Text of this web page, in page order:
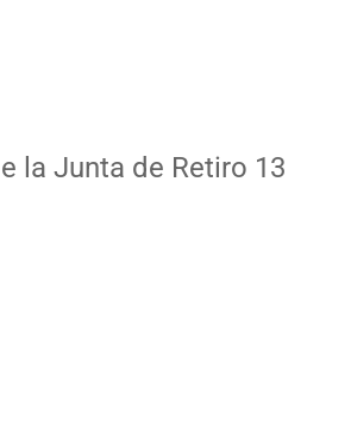
la Junta de Retiro 13